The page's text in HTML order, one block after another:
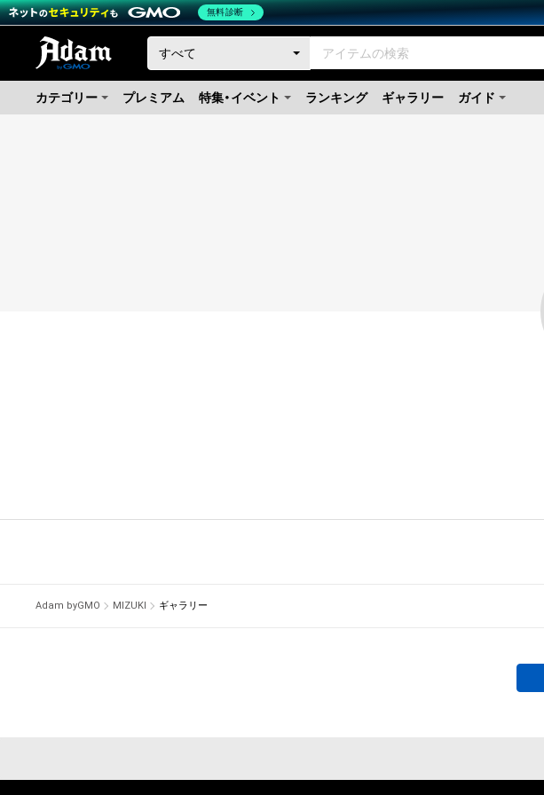
カテゴリー プレミアム 特集・イベント ランキング ギャラリー ガイド
Adam byGMO MIZUKI ギャラリー
無料診断